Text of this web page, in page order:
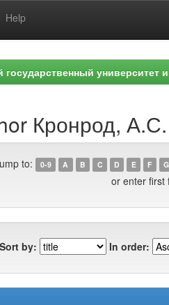
Help
университет
Кронрод, А.С.
to: 0-9 A B C D E F G
or enter first
Sort by: In order: